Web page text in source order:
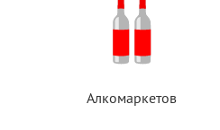
Алкомаркетов